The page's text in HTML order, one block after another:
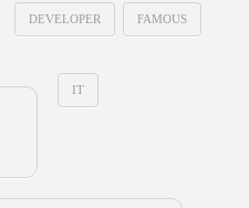
DEVELOPER FAMOUS
IT